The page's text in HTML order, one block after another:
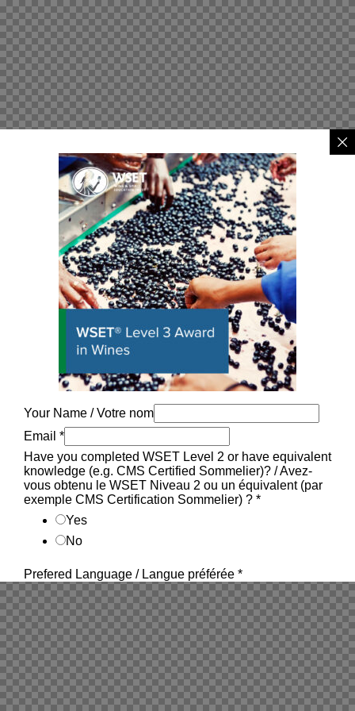
Your Name / Votre nom
Email *
Have you completed WSET Level 2 or have equivalent
knowledge (e.g. CMS Certified Sommelier)? / Avez-
vous obtenu le WSET Niveau 2 ou un équivalent (par
exemple CMS Certification Sommelier) ? *
Yes
No
Prefered Language / Langue préférée *
English / Anglais
French / Français
Both / Les deux
Prefered Format / Préférence*
Week day / Semaine